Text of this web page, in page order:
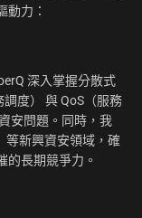
動力：
深入掌握分散式
度） 與 QoS（服務
安問題。同時，我
等新興資安領域，確
的長期競爭力。